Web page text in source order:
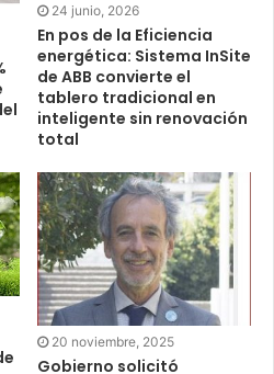
24 junio, 2026
En pos de la Eficiencia
energética: Sistema InSite
de ABB convierte el
tablero tradicional en
inteligente sin renovación
total
20 noviembre, 2025
Gobierno solicitó